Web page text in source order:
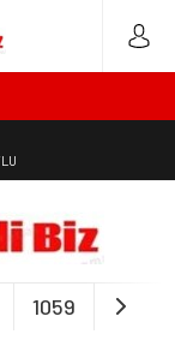
sonucu hayatını
kişinin kimlikleri
2’Sİ ÇOCUK, 3
Hastanede
1059